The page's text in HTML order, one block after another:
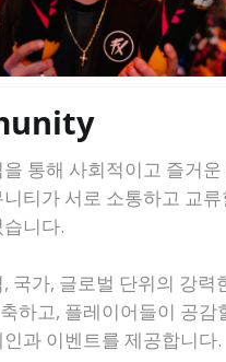
통해 사회적이고 즐거
티가 서로 소통하고 교류
니다.
국가, 글로벌 단위의 강력
하고, 플레이어들이 공감
과 이벤트를 제공합니다.